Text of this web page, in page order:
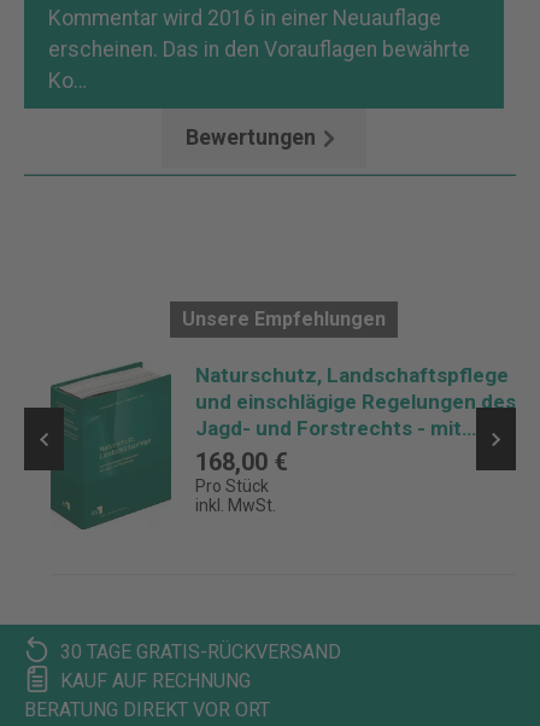
Kommentar wird 2016 in einer Neuauflage
erscheinen. Das in den Vorauflagen bewährte
Ko…
Bewertungen
Unsere Empfehlungen
Naturschutz, Landschaftspflege
und einschlägige Regelungen des
Jagd- und Forstrechts - mit
Fortsetzungsbezug
168,00 €
Pro Stück
inkl. MwSt.
30 TAGE GRATIS-RÜCKVERSAND
KAUF AUF RECHNUNG
BERATUNG DIREKT VOR ORT